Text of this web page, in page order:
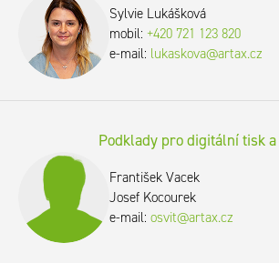
Sylvie Lukášková
mobil: +420 721 123 820
e-mail: lukaskova@artax.cz
Podklady pro digitální tisk a
František Vacek
Josef Kocourek
e-mail: osvit@artax.cz